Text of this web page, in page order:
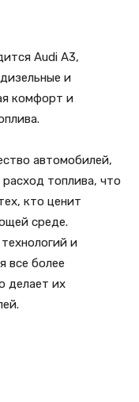
Audi A3,
и
комфорт и
автомобилей,
топлива, что
кто ценит
среде.
и
все более
делает их